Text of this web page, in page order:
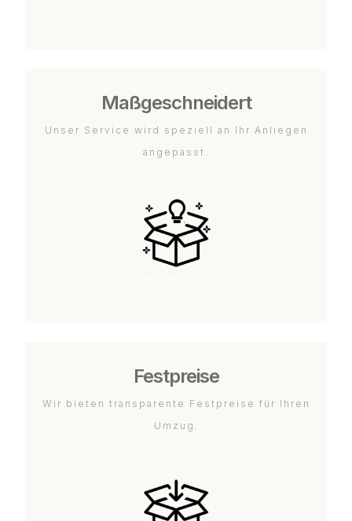
Maßgeschneidert
Unser Service wird speziell an Ihr Anliegen
angepasst.
Festpreise
Wir bieten transparente Festpreise für Ihren
Umzug.